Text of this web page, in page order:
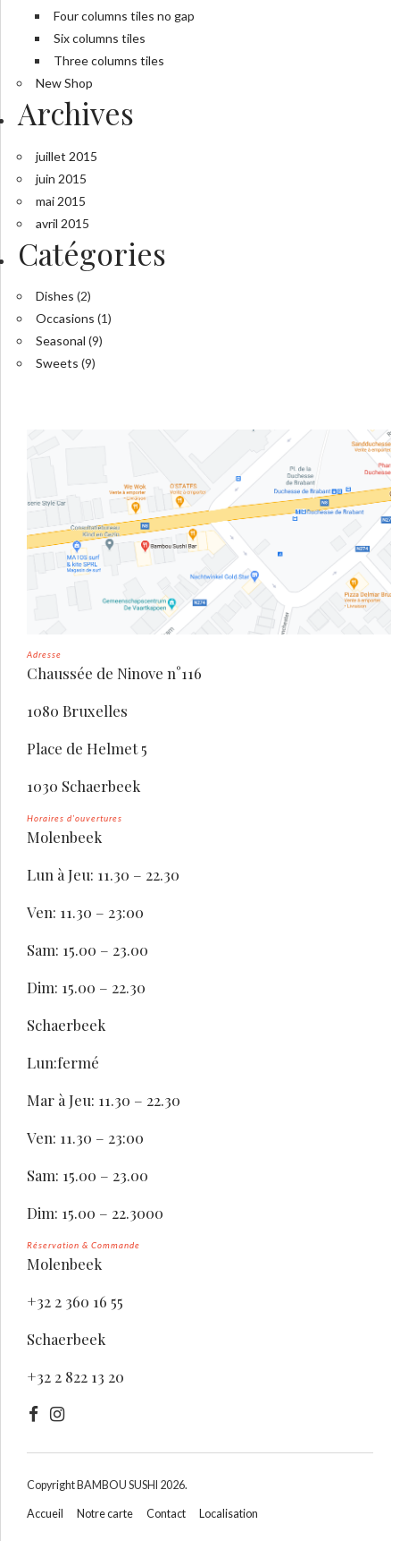
Four columns tiles no gap
Six columns tiles
Three columns tiles
New Shop
Archives
juillet 2015
juin 2015
mai 2015
avril 2015
Catégories
Dishes (2)
Occasions (1)
Seasonal (9)
Sweets (9)
Adresse
Chaussée de Ninove n°116
1080 Bruxelles
Place de Helmet 5
1030 Schaerbeek
Horaires d’ouvertures
Molenbeek
Lun à Jeu: 11.30 – 22.30
Ven: 11.30 – 23:00
Sam: 15.00 – 23.00
Dim: 15.00 – 22.30
Schaerbeek
Lun:fermé
Mar à Jeu: 11.30 – 22.30
Ven: 11.30 – 23:00
Sam: 15.00 – 23.00
Dim: 15.00 – 22.3000
Réservation & Commande
Molenbeek
+32 2 360 16 55
Schaerbeek
+32 2 822 13 20
Copyright BAMBOU SUSHI 2026.
Accueil Notre carte Contact Localisation